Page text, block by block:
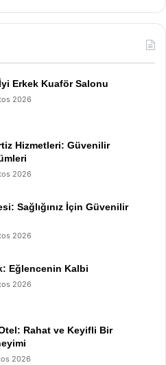
Erkek Kuaför Salonu
2026
Hizmetleri: Güvenilir
2026
Sağlığınız İçin Güvenilir
2026
Eğlencenin Kalbi
2026
Rahat ve Keyifli Bir
2026